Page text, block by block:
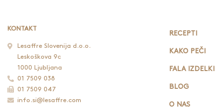
KONTAKT
Lesaffre Slovenija d.o.o.
Leskoškova 9c
1000 Ljubljana
01 7509 038
01 7509 047
info.si@lesaffre.com
RECEPTI
KAKO PEČI
FALA IZDELKI
BLOG
O NAS